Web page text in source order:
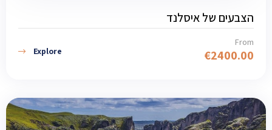
הצבעים של איסלנד
From
€2400.00
Explore